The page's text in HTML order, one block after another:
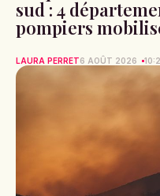
sud : 4
pompiers
LAURA PERRET6 AOÛT 2026